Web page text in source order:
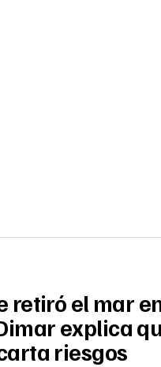
retiró el mar
explica
riesgos